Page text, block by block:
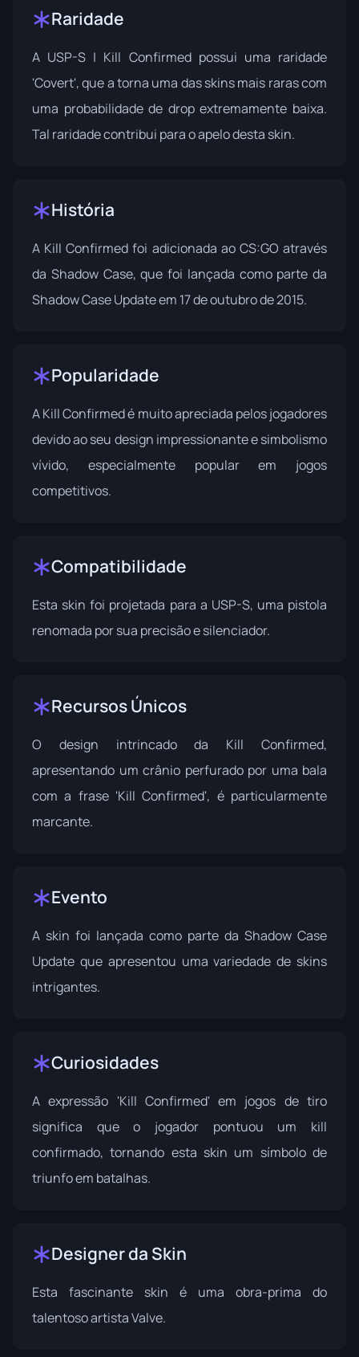
Raridade
A USP-S | Kill Confirmed possui uma raridade
'Covert', que a torna uma das skins mais raras com
uma probabilidade de drop extremamente baixa.
Tal raridade contribui para o apelo desta skin.
História
A Kill Confirmed foi adicionada ao CS:GO através
da Shadow Case, que foi lançada como parte da
Shadow Case Updateem 17 de outubro de 2015.
Popularidade
A Kill Confirmed é muito apreciada pelos jogadores
devido ao seu design impressionante e simbolismo
vívido, especialmente popular em jogos
competitivos.
Compatibilidade
Esta skin foi projetada para a USP-S, uma pistola
renomada por sua precisão e silenciador.
Recursos Únicos
O design intrincado da Kill Confirmed,
apresentando um crânio perfurado por uma bala
com a frase 'Kill Confirmed', é particularmente
marcante.
Evento
A skin foi lançada como parte da Shadow Case
Update que apresentou uma variedade de skins
intrigantes.
Curiosidades
A expressão 'Kill Confirmed' em jogos de tiro
significa que o jogador pontuou um kill
confirmado, tornando esta skin um símbolo de
triunfo em batalhas.
Designer da Skin
Esta fascinante skin é uma obra-prima do
talentoso artistaValve.